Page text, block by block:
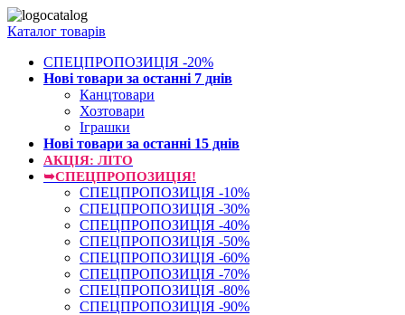
Каталог товарів
СПЕЦПРОПОЗИЦІЯ -20%
Нові товари за останнi 7 днiв
Канцтовари
Хозтовари
Іграшки
Нові товари за останнi 15 днiв
АКЦІЯ: ЛІТО
➥СПЕЦПРОПОЗИЦІЯ!
СПЕЦПРОПОЗИЦІЯ -10%
СПЕЦПРОПОЗИЦІЯ -30%
СПЕЦПРОПОЗИЦІЯ -40%
СПЕЦПРОПОЗИЦІЯ -50%
СПЕЦПРОПОЗИЦІЯ -60%
СПЕЦПРОПОЗИЦІЯ -70%
СПЕЦПРОПОЗИЦІЯ -80%
СПЕЦПРОПОЗИЦІЯ -90%